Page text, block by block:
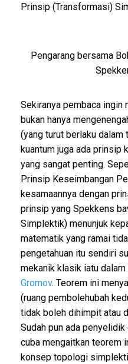
Prinsip (Transformasi)
Pengarang bersama
Sekiranya pembaca ingin
bukan hanya
(yang turut berlaku
kuantum juga ada
yang sangat penting.
Prinsip Keseimbangan
kesamaannya dengan
prinsip yang Spekkens
Simplektik) menunjuk
matematik yang ramai
pengetahuan itu sendiri
mekanik klasik iatu dalam
Gromov. Teorem ini
(ruang pembolehubah
tidak boleh dihimpit atau
Sudah pun ada penyelidik
cuba mengaitkan teorem
konsep topologi